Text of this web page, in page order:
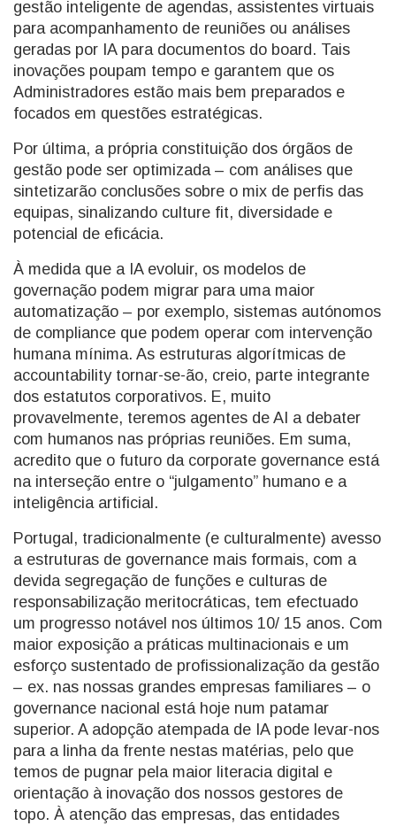
gestão inteligente de agendas, assistentes virtuais
para acompanhamento de reuniões ou análises
geradas por IA para documentos do board. Tais
inovações poupam tempo e garantem que os
Administradores estão mais bem preparados e
focados em questões estratégicas.
Por última, a própria constituição dos órgãos de
gestão pode ser optimizada – com análises que
sintetizarão conclusões sobre o mix de perfis das
equipas, sinalizando culture fit, diversidade e
potencial de eficácia.
À medida que a IA evoluir, os modelos de
governação podem migrar para uma maior
automatização – por exemplo, sistemas autónomos
de compliance que podem operar com intervenção
humana mínima. As estruturas algorítmicas de
accountability tornar-se-ão, creio, parte integrante
dos estatutos corporativos. E, muito
provavelmente, teremos agentes de AI a debater
com humanos nas próprias reuniões. Em suma,
acredito que o futuro da corporate governance está
na interseção entre o “julgamento” humano e a
inteligência artificial.
Portugal, tradicionalmente (e culturalmente) avesso
a estruturas de governance mais formais, com a
devida segregação de funções e culturas de
responsabilização meritocráticas, tem efectuado
um progresso notável nos últimos 10/ 15 anos. Com
maior exposição a práticas multinacionais e um
esforço sustentado de profissionalização da gestão
– ex. nas nossas grandes empresas familiares – o
governance nacional está hoje num patamar
superior. A adopção atempada de IA pode levar-nos
para a linha da frente nestas matérias, pelo que
temos de pugnar pela maior literacia digital e
orientação à inovação dos nossos gestores de
topo. À atenção das empresas, das entidades